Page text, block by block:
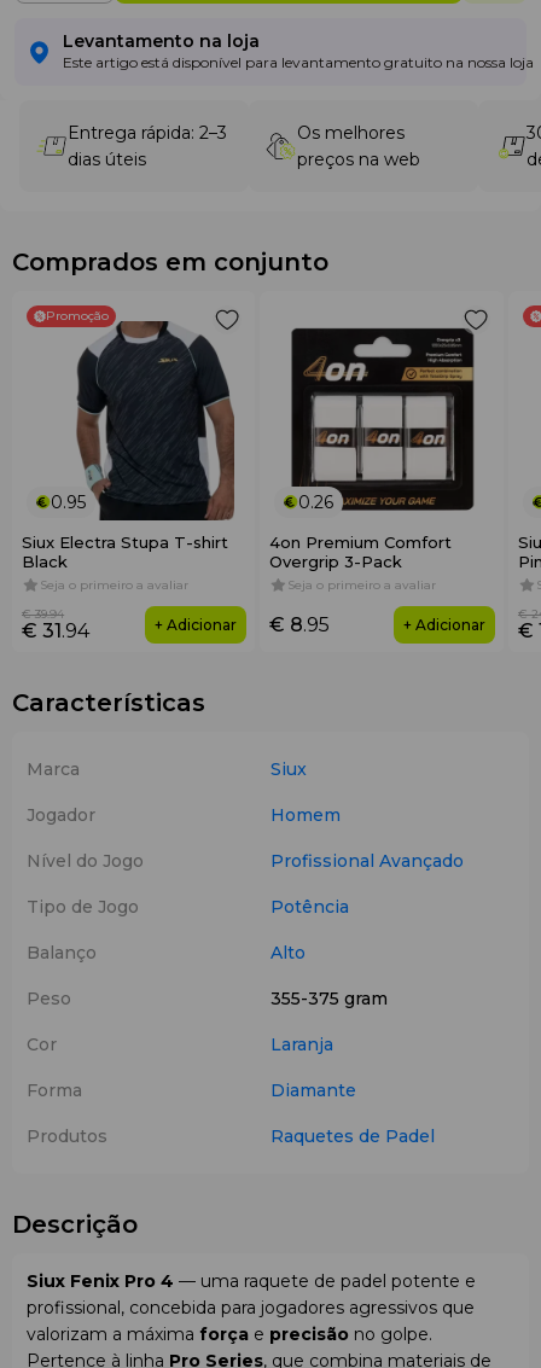
Levantamento na loja
Este artigo está disponível para levantamento gratuito na nossa loja
Entrega rápida: 2–3
dias úteis
Os melhores
preços na web
Comprados em conjunto
Promoção
0.95
Siux Electra Stupa T-shirt
Black
Seja o primeiro a avaliar
€ 31.94
€ 39.94
+ Adicionar
0.26
4on Premium Comfort
Overgrip 3-Pack
Seja o primeiro a avaliar
€ 8.95 + Adicionar €
€
Características
Marca Siux
Jogador Homem
Nível do Jogo Profissional Avançado
Tipo de Jogo Potência
Balanço Alto
Peso 355-375 gram
Cor Laranja
Forma Diamante
Produtos Raquetes de Padel
Descrição
Siux Fenix Pro 4 — uma raquete de padel potente e
profissional, concebida para jogadores agressivos que
valorizam a máxima força e precisão no golpe.
Pertence à linha Pro Series, que combina materiais de